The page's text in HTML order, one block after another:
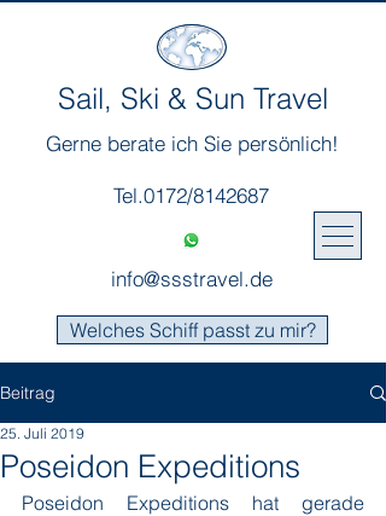
Sail, Ski & Sun Travel
Gerne berate ich Sie persönlich!
Tel.0172/8142687
info@ssstravel.de
Welches Schiff passt zu mir?
Beitrag
Poseidon Expeditions
25. Juli 2019
Poseidon Expeditions hat gerade